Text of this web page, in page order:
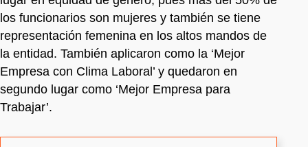
los funcionarios son mujeres y también se tiene
representación femenina en los altos mandos de
la entidad. También aplicaron como la ‘Mejor
Empresa con Clima Laboral’ y quedaron en
segundo lugar como ‘Mejor Empresa para
Trabajar’.